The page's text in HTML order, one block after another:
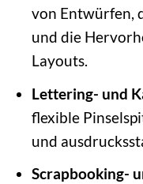
von Entwürfen,
und die
Layouts.
Lettering- und
flexible
und
Scrapbooking-